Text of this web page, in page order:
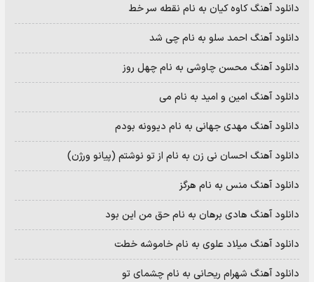
دانلود آهنگ کاوه کیان به نام نقطه سر خط
دانلود آهنگ احمد سلو به نام چی شد
دانلود آهنگ محسن چاوشی به نام چهل روز
دانلود آهنگ امین و امید به نام می
دانلود آهنگ مهدی جهانی به نام دیوونه بودم
دانلود آهنگ احسان نی زن به نام از تو نوشتم (پیانو ورژن)
دانلود آهنگ منس به نام هرگز
دانلود آهنگ هادی برهان به نام حق من این بود
دانلود آهنگ میلاد علوی به نام خاموشه خطت
دانلود آهنگ شهرام ریحانی به نام چشمای تو